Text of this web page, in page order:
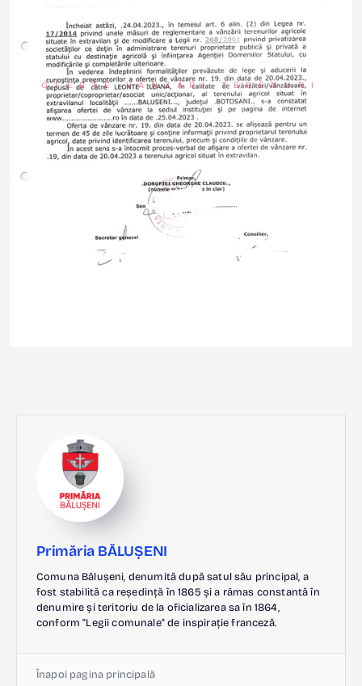
OFERTE VÂNZĂRI TERENURI
Primăria BĂLUȘENI
Comuna Bălușeni, denumită după satul său principal, a
fost stabilită ca reședință în 1865 și a rămas constantă în
denumire și teritoriu de la oficializarea sa în 1864,
conform "Legii comunale" de inspirație franceză.
Înapoi pagina principală